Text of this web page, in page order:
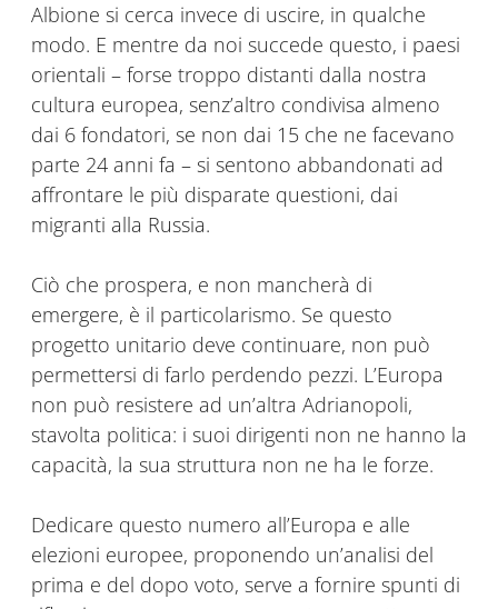
Albione si cerca invece di uscire, in qualche
modo. E mentre da noi succede questo, i paesi
orientali – forse troppo distanti dalla nostra
cultura europea, senz’altro condivisa almeno
dai 6 fondatori, se non dai 15 che ne facevano
parte 24 anni fa – si sentono abbandonati ad
affrontare le più disparate questioni, dai
migranti alla Russia.
Ciò che prospera, e non mancherà di
emergere, è il particolarismo. Se questo
progetto unitario deve continuare, non può
permettersi di farlo perdendo pezzi. L’Europa
non può resistere ad un’altra Adrianopoli,
stavolta politica: i suoi dirigenti non ne hanno la
capacità, la sua struttura non ne ha le forze.
Dedicare questo numero all’Europa e alle
elezioni europee, proponendo un’analisi del
prima e del dopo voto, serve a fornire spunti di